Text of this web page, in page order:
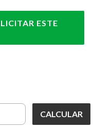
ESTE
CALCULAR